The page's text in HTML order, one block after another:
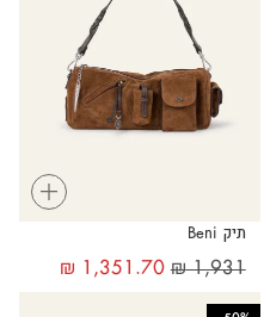
+
תיק Beni
₪1,931
₪ 1,351.70